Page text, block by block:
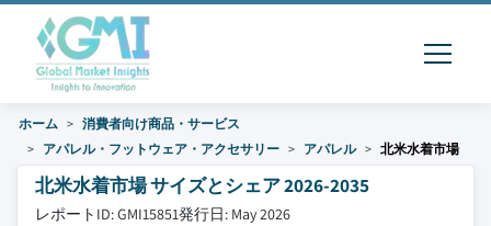
ホーム
消費者向け商品・サービス
アパレル・フットウェア・アクセサリー
アパレル 北米水着市場
北米水着市場 サイズとシェア 2026-2035
レポートID: GMI15851発行日: May 2026